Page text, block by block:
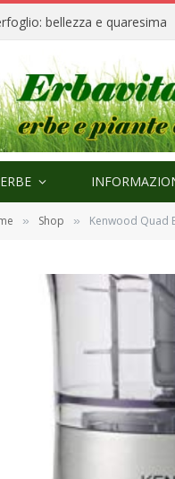
bellezza e quaresima
» Shop » Kenwood Quad